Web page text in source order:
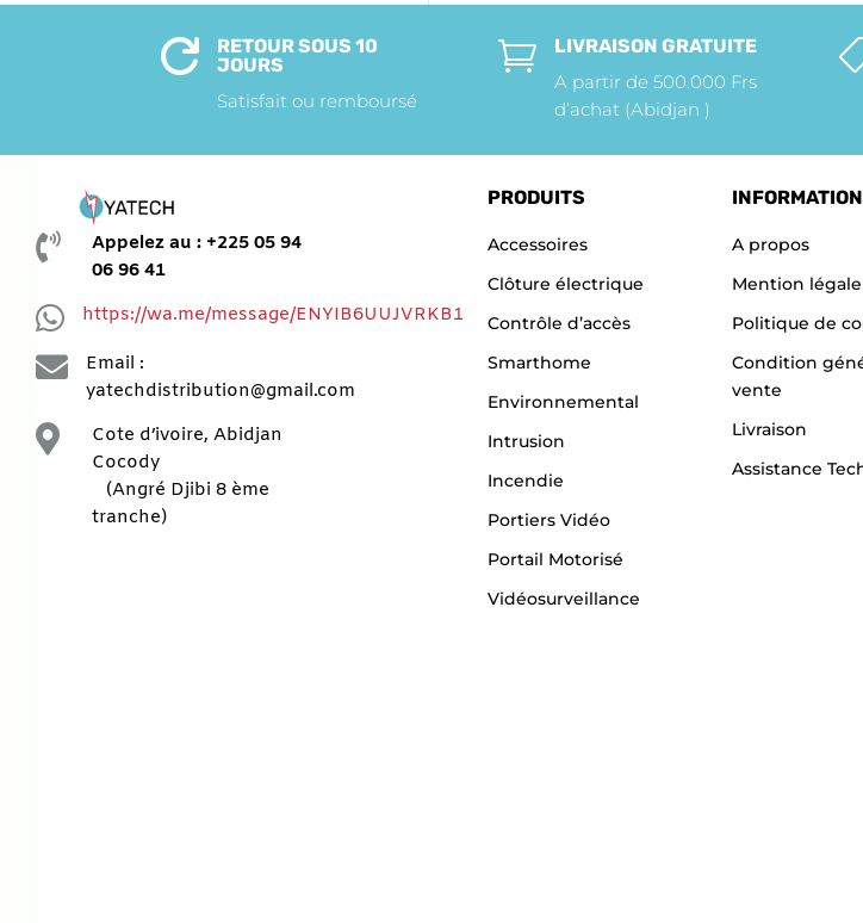

RETOUR SOUS 10
JOURS
Satisfait ou remboursé

LIVRAISON GRATUITE
A partir de 500.000 Frs
d’achat (Abidjan )

Appelez au : +225 05 94
06 96 41
 https://wa.me/message/ENYIB6UUJVRKB1

Email :
yatechdistribution@gmail.com

Cote d’ivoire, Abidjan
Cocody
(Angré Djibi 8 ème
tranche)
PRODUITS
Accessoires
Clôture électrique
Contrôle d’accès
Smarthome
Environnemental
Intrusion
Incendie
Portiers Vidéo
Portail Motorisé
Vidéosurveillance
A propos
Mention légale
Politique de
Condition
vente
Livraison
Assistance